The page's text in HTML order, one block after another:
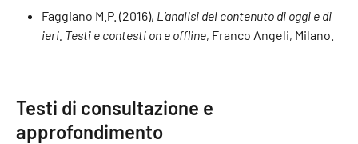
Faggiano M.P. (2016), L’analisi del contenuto di oggi e di
ieri. Testi e contesti on e offline, Franco Angeli, Milano.
Testi di consultazione e
approfondimento